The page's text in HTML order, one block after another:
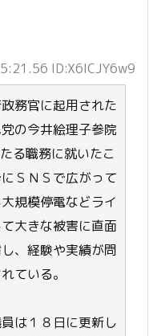
ID:X6ICJY6w9
務官に起用された
の今井絵理子参院
る職務に就いたこ
ＳＮＳで広がって
規模停電などライ
大きな被害に直面
、経験や実績が問
ている。
は１８日に更新し